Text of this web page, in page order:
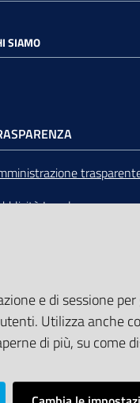
SIAMO
Legale
e di sessione
Utilizza anche
di più, su